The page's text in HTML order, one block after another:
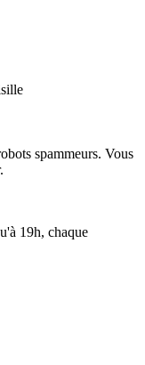
spammeurs. Vous
19h, chaque